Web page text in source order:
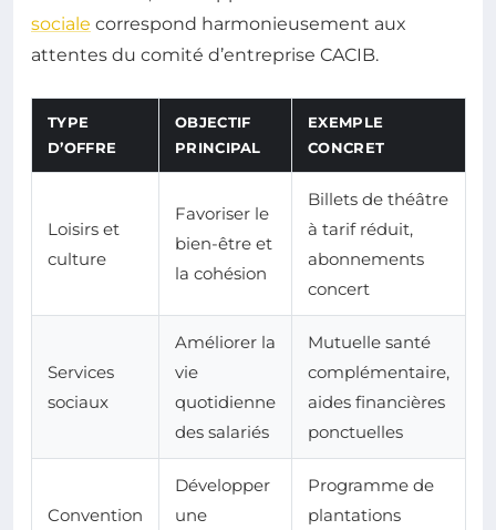
sociale correspond harmonieusement aux
attentes du comité d’entreprise CACIB.
TYPE
D’OFFRE
OBJECTIF
PRINCIPAL
EXEMPLE
CONCRET
Loisirs et
culture
Favoriser le
bien-être et
la cohésion
Billets de théâtre
à tarif réduit,
abonnements
concert
Services
sociaux
Améliorer la
vie
quotidienne
des salariés
Mutuelle santé
complémentaire,
aides financières
ponctuelles
Convention
Développer
une
Programme de
plantations